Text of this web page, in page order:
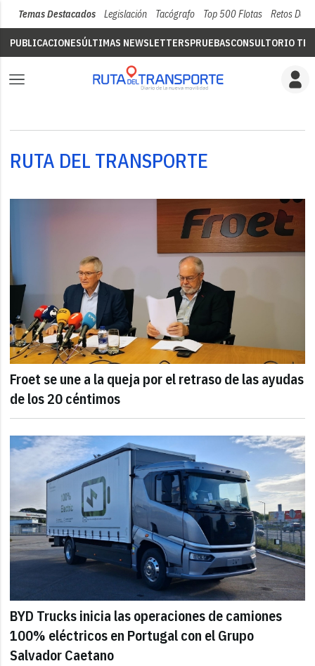
Temas Destacados Legislación Tacógrafo Top 500 Flotas Retos Del
PUBLICACIONESÚLTIMAS NEWSLETTERSPRUEBASCONSULTORIO
RUTA DEL TRANSPORTE
Froet se une a la queja por el retraso de las ayudas
de los 20 céntimos
BYD Trucks inicia las operaciones de camiones
100% eléctricos en Portugal con el Grupo
Salvador Caetano